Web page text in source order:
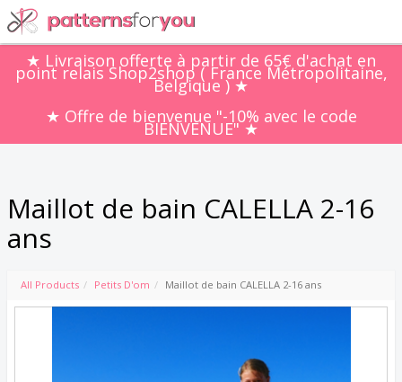
★ Livraison offerte à partir de 65€ d'achat en
point relais Shop2shop ( France Métropolitaine,
Belgique ) ★
★ Offre de bienvenue "-10% avec le code
BIENVENUE" ★
Maillot de bain CALELLA 2-16
ans
All Products Petits D'om Maillot de bain CALELLA 2-16 ans